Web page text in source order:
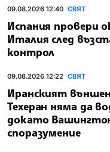
09.08.2026 12:40 СВЯТ
Испания провери
Италия след
контрол
09.08.2026 12:22 СВЯТ
Иранският
Техеран няма да
докато
споразумение